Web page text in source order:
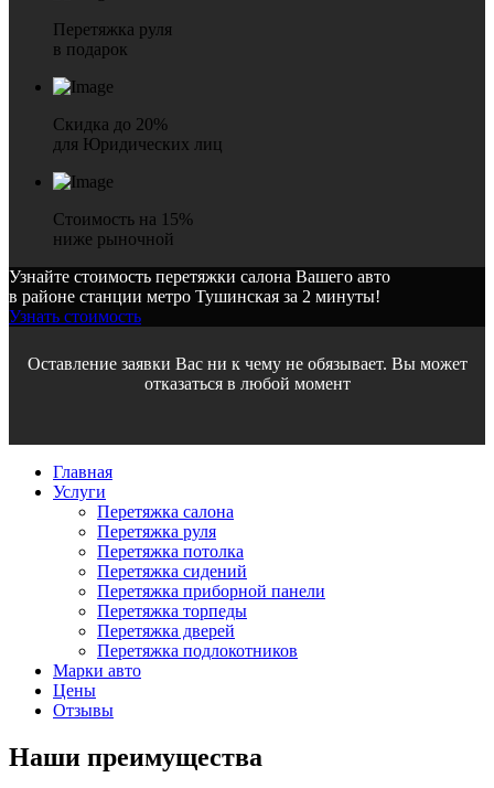
Перетяжка руля
в подарок
Скидка до 20%
для Юридических лиц
Стоимость на 15%
ниже рыночной
Узнайте стоимость перетяжки салона Вашего авто
в районе станции метро Тушинская за 2 минуты!
Узнать стоимость
Оставление заявки Вас ни к чему не обязывает. Вы может
отказаться в любой момент
Главная
Услуги
Перетяжка салона
Перетяжка руля
Перетяжка потолка
Перетяжка сидений
Перетяжка приборной панели
Перетяжка торпеды
Перетяжка дверей
Перетяжка подлокотников
Марки авто
Цены
Отзывы
Наши преимущества